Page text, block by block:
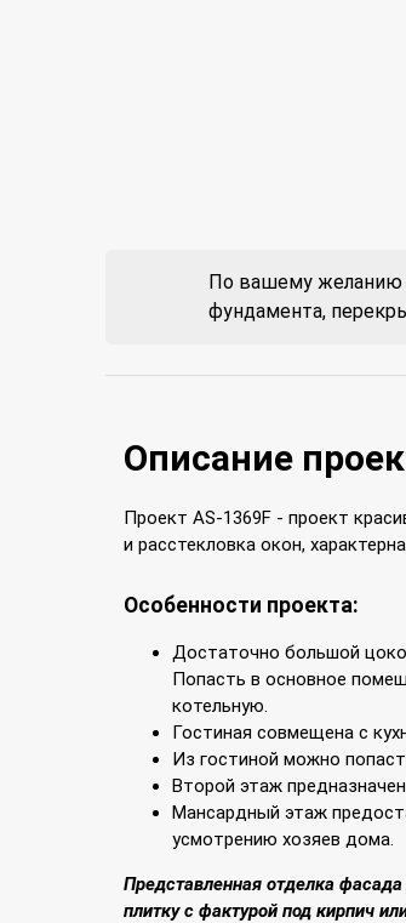
По вашему
фундамента,
Описание
Проект AS-1369F - проект
и расстекловка окон,
Особенности проекта:
Достаточно большой
Попасть в основное
котельную.
Гостиная совмещена с
Из гостиной можно
Второй этаж
Мансардный этаж
усмотрению хозяев дома.
Представленная отделка
плитку с фактурой под кирпич